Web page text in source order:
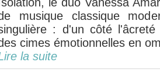
musique classique
: d'un côté
cimes émotionnelles en
la suite